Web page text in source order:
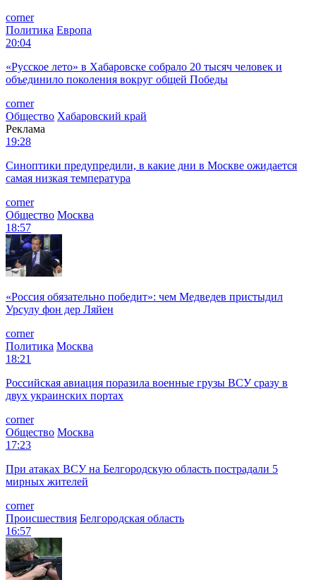
corner
Политика Европа
20:04
«Русское лето» в Хабаровске собрало 20 тысяч человек и
объединило поколения вокруг общей Победы
corner
Общество Хабаровский край
Реклама
19:28
Синоптики предупредили, в какие дни в Москве ожидается
самая низкая температура
corner
Общество Москва
18:57
«Россия обязательно победит»: чем Медведев пристыдил
Урсулу фон дер Ляйен
corner
Политика Москва
18:21
Российская авиация поразила военные грузы ВСУ сразу в
двух украинских портах
corner
Общество Москва
17:23
При атаках ВСУ на Белгородскую область пострадали 5
мирных жителей
corner
Происшествия Белгородская область
16:57